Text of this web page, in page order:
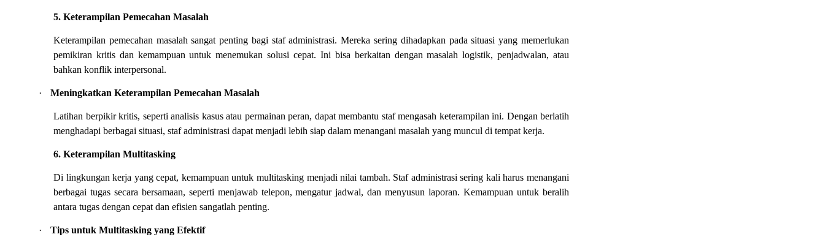
5. Keterampilan Pemecahan Masalah
Keterampilan pemecahan masalah sangat penting bagi staf administrasi. Mereka sering dihadapkan pada situasi yang memerlukan
pemikiran kritis dan kemampuan untuk menemukan solusi cepat. Ini bisa berkaitan dengan masalah logistik, penjadwalan, atau
bahkan konflik interpersonal.
· Meningkatkan Keterampilan Pemecahan Masalah
Latihan berpikir kritis, seperti analisis kasus atau permainan peran, dapat membantu staf mengasah keterampilan ini. Dengan berlatih
menghadapi berbagai situasi, staf administrasi dapat menjadi lebih siap dalam menangani masalah yang muncul di tempat kerja.
6. Keterampilan Multitasking
Di lingkungan kerja yang cepat, kemampuan untuk multitasking menjadi nilai tambah. Staf administrasi sering kali harus menangani
berbagai tugas secara bersamaan, seperti menjawab telepon, mengatur jadwal, dan menyusun laporan. Kemampuan untuk beralih
antara tugas dengan cepat dan efisien sangatlah penting.
· Tips untuk Multitasking yang Efektif